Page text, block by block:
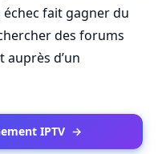
échec fait gagner du
des forums
d’un
IPTV →